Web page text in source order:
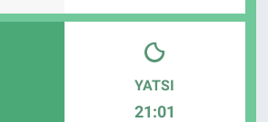
YATSI
21:01